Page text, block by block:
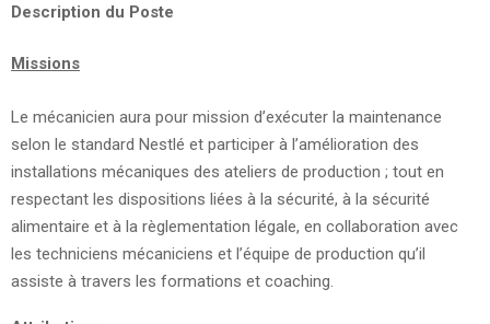
Description du Poste
Missions
Le mécanicien aura pour mission d’exécuter la maintenance
selon le standard Nestlé et participer à l’amélioration des
installations mécaniques des ateliers de production ; tout en
respectant les dispositions liées à la sécurité, à la sécurité
alimentaire et à la règlementation légale, en collaboration avec
les techniciens mécaniciens et l’équipe de production qu’il
assiste à travers les formations et coaching.